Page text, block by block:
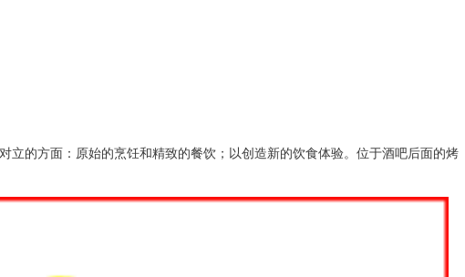
立的方面：原始的烹饪和精致的餐饮；以创造新的饮食体验。位于酒吧后面的烤